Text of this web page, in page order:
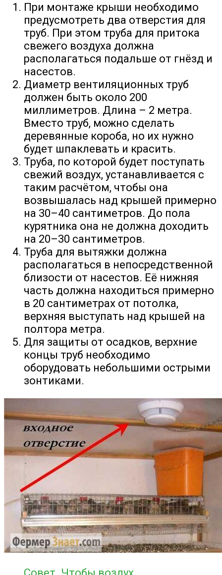
При монтаже крыши необходимо
предусмотреть два отверстия для
труб. При этом труба для притока
свежего воздуха должна
располагаться подальше от гнёзд и
насестов.
Диаметр вентиляционных труб
должен быть около 200
миллиметров. Длина – 2 метра.
Вместо труб, можно сделать
деревянные короба, но их нужно
будет шпаклевать и красить.
Труба, по которой будет поступать
свежий воздух, устанавливается с
таким расчётом, чтобы она
возвышалась над крышей примерно
на 30–40 сантиметров. До пола
курятника она не должна доходить
на 20–30 сантиметров.
Труба для вытяжки должна
располагаться в непосредственной
близости от насестов. Её нижняя
часть должна находиться примерно
в 20 сантиметрах от потолка,
верхняя выступать над крышей на
полтора метра.
Для защиты от осадков, верхние
концы труб необходимо
оборудовать небольшими острыми
зонтиками.